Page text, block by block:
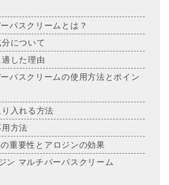
パスクリームとは？
について
した理由
パスクリームの使用方法とポイン
入れる方法
方法
重要性とアロジンの効果
ン マルチパーパスクリーム